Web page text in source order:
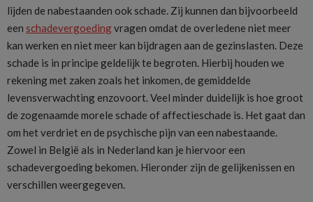
lijden de nabestaanden ook schade. Zij kunnen dan bijvoorbeeld
een schadevergoedingvragen omdat de overledene niet meer
kan werken en niet meer kan bijdragen aan de gezinslasten. Deze
schade is in principe geldelijk te begroten. Hierbij houden we
rekening met zaken zoals het inkomen, de gemiddelde
levensverwachting enzovoort. Veel minder duidelijk is hoe groot
de zogenaamde morele schade of affectieschade is. Het gaat dan
om het verdriet en de psychische pijn van een nabestaande.
Zowel in België als in Nederland kan je hiervoor een
schadevergoeding bekomen. Hieronder zijn de gelijkenissen en
verschillen weergegeven.